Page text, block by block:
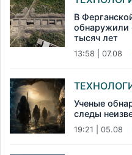
В
обнаружили
тысяч лет
13:58 | 07.08
Ученые
следы
19:21 | 05.08